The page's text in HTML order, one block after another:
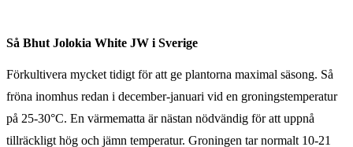
Så Bhut Jolokia White JW i Sverige
Förkultivera mycket tidigt för att ge plantorna maximal säsong. Så
fröna inomhus redan i december-januari vid en groningstemperatur
på 25-30°C. En värmematta är nästan nödvändig för att uppnå
tillräckligt hög och jämn temperatur. Groningen tar normalt 10-21